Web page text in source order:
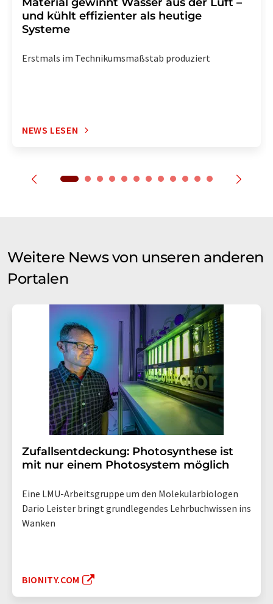
und kühlt effizienter als heutige
Systeme
Erstmals im Technikumsmaßstab produziert
NEWS LESEN
Weitere News von unseren anderen
Portalen
Zufallsentdeckung: Photosynthese ist
mit nur einem Photosystem möglich
Eine LMU-Arbeitsgruppe um den Molekularbiologen
Dario Leister bringt grundlegendes Lehrbuchwissen ins
Wanken
BIONITY.COM